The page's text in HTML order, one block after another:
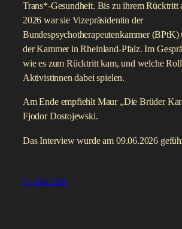
Trans*-Gesundheit. Bis zu ihrem Rücktritt
2026 war sie Vizepräsidentin der
Bundespsychotherapeutenkammer (BPtK)
der Kammer in Rheinland-Pfalz. Im
wie es zum Rücktritt kam, und welche
Aktivistinnen dabei spielen.
Am Ende empfiehlt Maur „Die Brüder
Fjodor Dostojewski.
Das Interview wurde am 09.06.2026
15. Juni 2026